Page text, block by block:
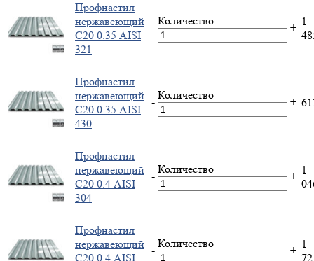
Профнастил
нержавеющий
С20 0.35 AISI
321
-
Количество
+ 1
Профнастил
нержавеющий
С20 0.35 AISI
430
-
Количество
+
Профнастил
нержавеющий
С20 0.4 AISI
304
-
Количество
+ 1
Профнастил
нержавеющий
С20 0.4 AISI
-
Количество
+ 1